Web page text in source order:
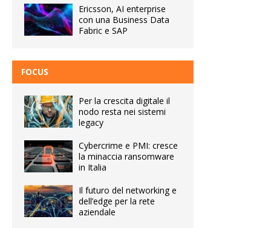
Ericsson, AI enterprise
con una Business Data
Fabric e SAP
FOCUS
Per la crescita digitale il
nodo resta nei sistemi
legacy
Cybercrime e PMI: cresce
la minaccia ransomware
in Italia
Il futuro del networking e
dell’edge per la rete
aziendale